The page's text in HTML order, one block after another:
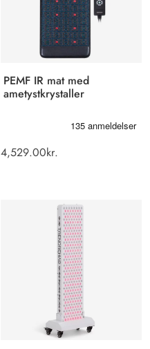
PEMF IR mat med
ametystkrystaller
4,529.00kr.